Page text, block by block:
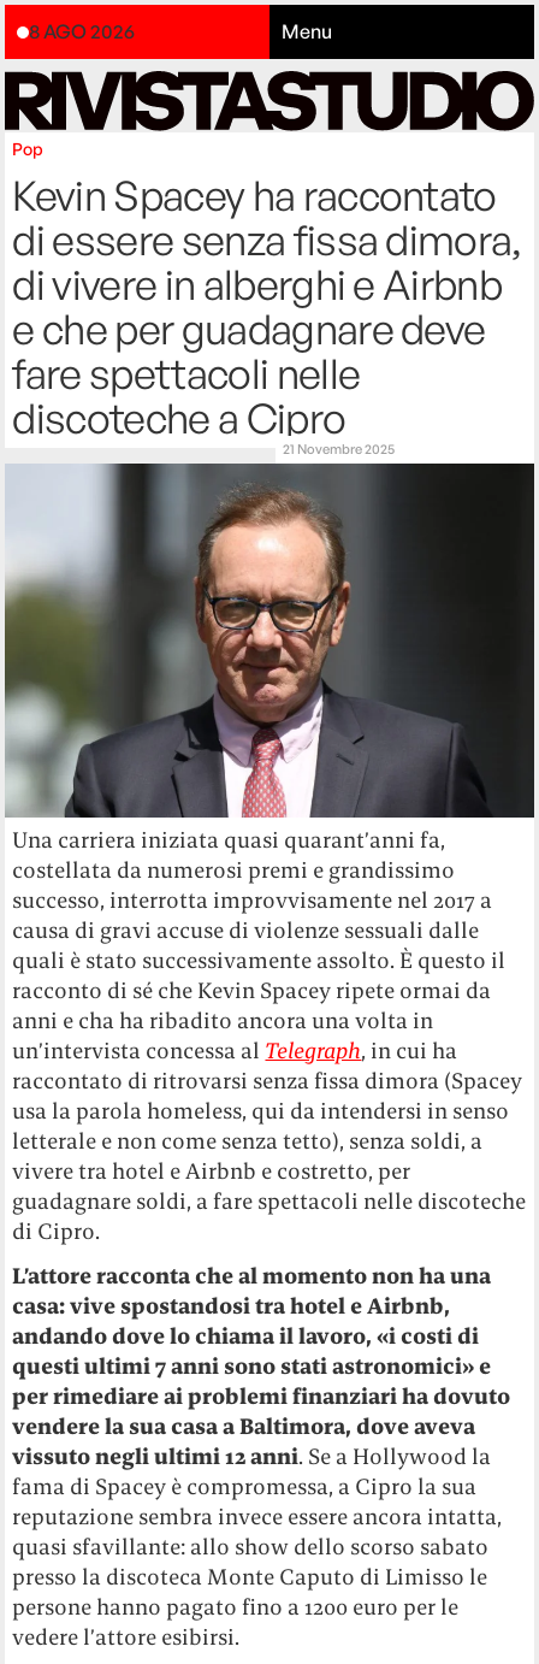
8 AGO 2026 Menu
Pop
Kevin Spacey ha raccontato
di essere senza fissa dimora,
di vivere in alberghi e Airbnb
e che per guadagnare deve
fare spettacoli nelle
discoteche a Cipro
21 Novembre 2025
Una carriera iniziata quasi quarant’anni fa,
costellata da numerosi premi e grandissimo
successo, interrotta improvvisamente nel 2017 a
causa di gravi accuse di violenze sessuali dalle
quali è stato successivamente assolto. È questo il
racconto di sé che Kevin Spacey ripete ormai da
anni e cha ha ribadito ancora una volta in
un’intervista concessa al Telegraph, in cui ha
raccontato di ritrovarsi senza fissa dimora (Spacey
usa la parola homeless, qui da intendersi in senso
letterale e non come senza tetto), senza soldi, a
vivere tra hotel e Airbnb e costretto, per
guadagnare soldi, a fare spettacoli nelle discoteche
di Cipro.
L’attore racconta che al momento non ha una
casa: vive spostandosi tra hotel e Airbnb,
andando dove lo chiama il lavoro, «i costi di
questi ultimi 7 anni sono stati astronomici» e
per rimediare ai problemi finanziari ha dovuto
vendere la sua casa a Baltimora, dove aveva
vissuto negli ultimi 12 anni. Se a Hollywood la
fama di Spacey è compromessa, a Cipro la sua
reputazione sembra invece essere ancora intatta,
quasi sfavillante: allo show dello scorso sabato
presso la discoteca Monte Caputo di Limisso le
persone hanno pagato fino a 1200 euro per le
vedere l’attore esibirsi.